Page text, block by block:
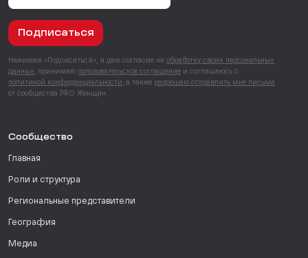
Подписаться
Нажимая «Подписаться», я даю согласие на обработку своих персональных
данных , принимаю пользовательское соглашение и соглашаюсь с
политикой конфиденциальности , а также разрешаю отправлять мне письма
от сообщества PRO Женщин.
Сообщество
Главная
Роли и структура
Региональные представители
География
Медиа